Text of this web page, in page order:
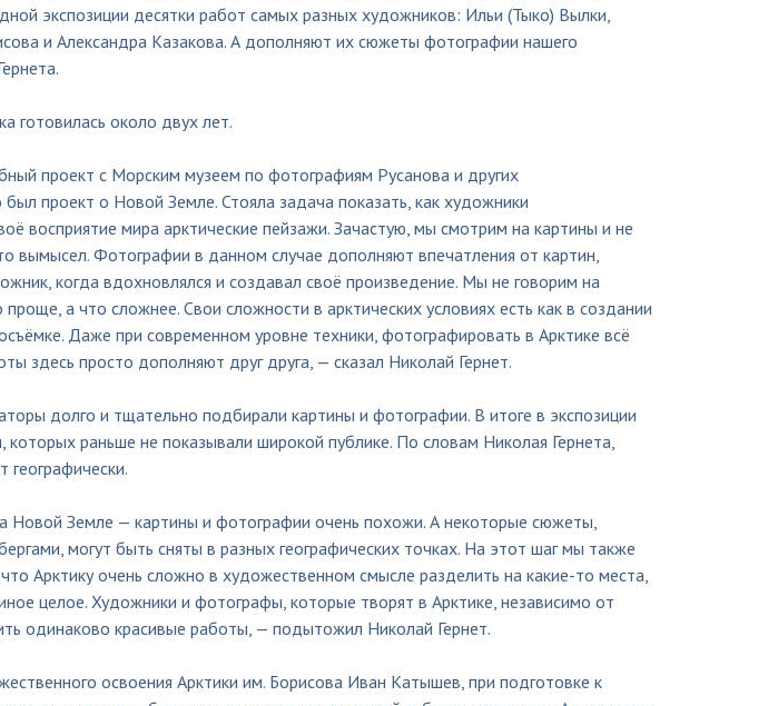
экспозиции десятки работ самых разных художников: Ильи (Тыко) Вылки,
и Александра Казакова. А дополняют их сюжеты фотографии нашего
готовилась около двух лет.
проект с Морским музеем по фотографиям Русанова и других
проект о Новой Земле. Стояла задача показать, как художники
восприятие мира арктические пейзажи. Зачастую, мы смотрим на картины и не
вымысел. Фотографии в данном случае дополняют впечатления от картин,
когда вдохновлялся и создавал своё произведение. Мы не говорим на
а что сложнее. Свои сложности в арктических условиях есть как в создании
Даже при современном уровне техники, фотографировать в Арктике всё
здесь просто дополняют друг друга, — сказал Николай Гернет.
долго и тщательно подбирали картины и фотографии. В итоге в экспозиции
которых раньше не показывали широкой публике. По словам Николая Гернета,
Новой Земле — картины и фотографии очень похожи. А некоторые сюжеты,
могут быть сняты в разных географических точках. На этот шаг мы также
Арктику очень сложно в художественном смысле разделить на какие-то места,
целое. Художники и фотографы, которые творят в Арктике, независимо от
одинаково красивые работы, — подытожил Николай Гернет.
освоения Арктики им. Борисова Иван Катышев, при подготовке к